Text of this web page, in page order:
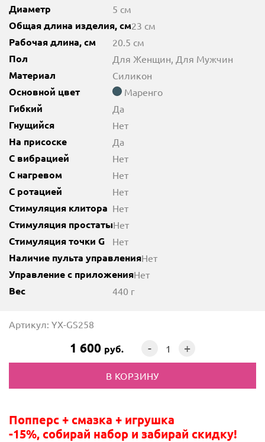
Диаметр 5 см
Общая длина изделия, см23 см
Рабочая длина, см 20.5 см
Пол Для Женщин, Для Мужчин
Материал Силикон
Основной цвет Маренго
Гибкий Да
Гнущийся Нет
На присоске Да
С вибрацией Нет
С нагревом Нет
С ротацией Нет
Стимуляция клитора Нет
Стимуляция простатыНет
Стимуляция точки G Нет
Наличие пульта управленияНет
Управление с приложенияНет
Вес 440 г
Артикул: YX-GS258
1 600 руб. - +
Попперс + смазка + игрушка
-15%, собирай набор и забирай скидку!